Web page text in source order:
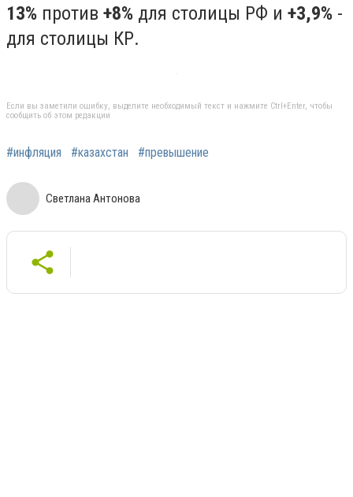
13% против +8% для столицы РФ и +3,9% -
для столицы КР.
Если вы заметили ошибку, выделите необходимый текст и нажмите Ctrl+Enter, чтобы
сообщить об этом редакции
#инфляция #казахстан #превышение
Светлана Антонова